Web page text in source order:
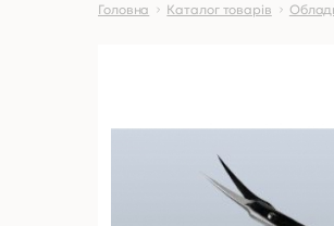
Головна Каталог товарів